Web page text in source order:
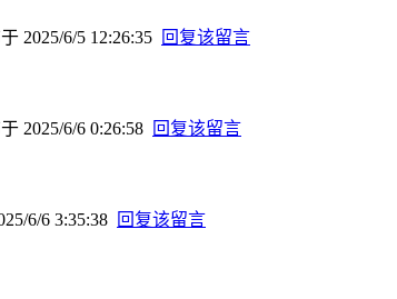
2025/6/5 12:26:35 回复该留言
2025/6/6 0:26:58 回复该留言
6/6 3:35:38 回复该留言